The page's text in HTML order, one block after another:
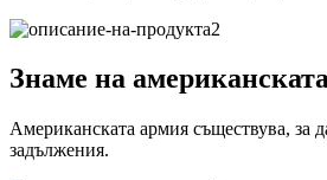
Знаме на
Американската армия съществува, за
задължения.